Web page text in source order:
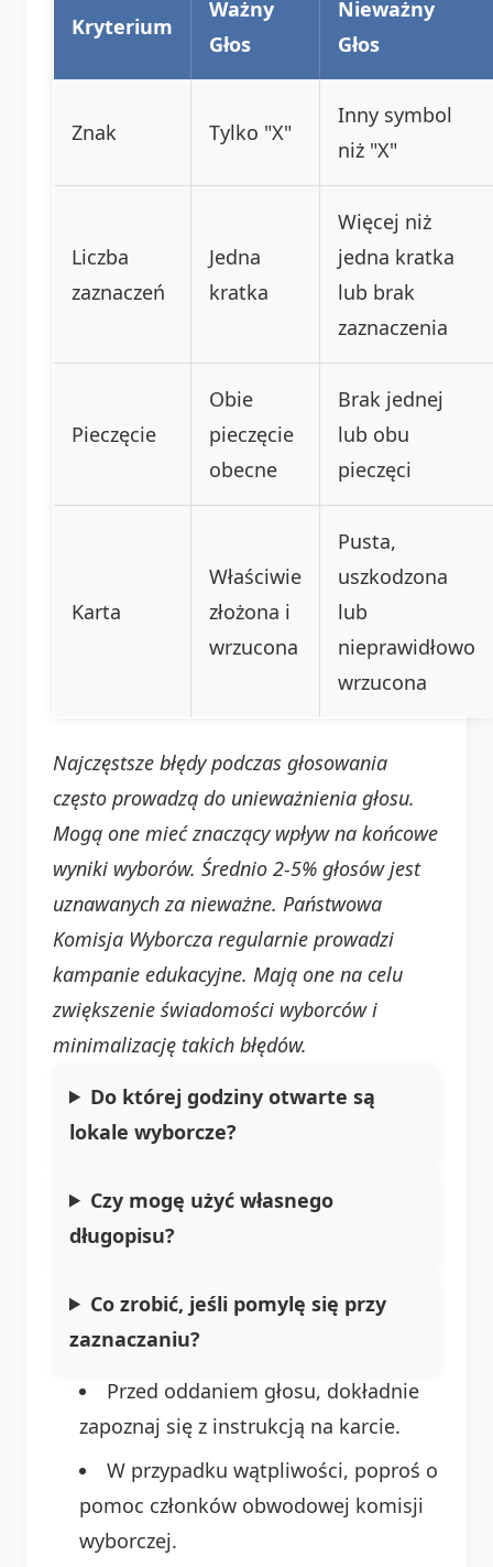
Kryterium
Ważny
Głos
Nieważny
Głos
Znak Tylko "X"
Inny symbol
niż "X"
Liczba
zaznaczeń
Jedna
kratka
Więcej niż
jedna kratka
lub brak
zaznaczenia
Pieczęcie
Obie
pieczęcie
obecne
Brak jednej
lub obu
pieczęci
Karta
Właściwie
złożona i
wrzucona
Pusta,
uszkodzona
lub
nieprawidłowo
wrzucona
Najczęstsze błędy podczas głosowania
często prowadzą do unieważnienia głosu.
Mogą one mieć znaczący wpływ na końcowe
wyniki wyborów. Średnio 2-5% głosów jest
uznawanych za nieważne. Państwowa
Komisja Wyborcza regularnie prowadzi
kampanie edukacyjne. Mają one na celu
zwiększenie świadomości wyborców i
minimalizację takich błędów.
Do której godziny otwarte są
lokale wyborcze?
Czy mogę użyć własnego
długopisu?
Co zrobić, jeśli pomylę się przy
zaznaczaniu?
Przed oddaniem głosu, dokładnie
zapoznaj się z instrukcją na karcie.
W przypadku wątpliwości, poproś o
pomoc członków obwodowej komisji
wyborczej.